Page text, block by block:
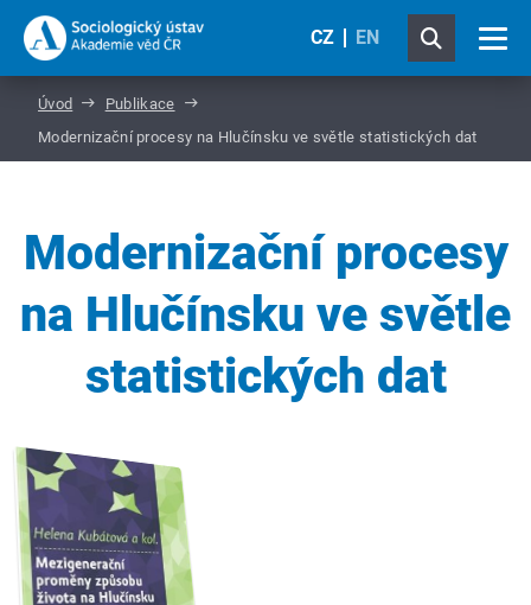
CZ EN
Úvod
Publikace
Modernizační procesy na Hlučínsku ve světle statistických dat
Modernizační procesy
na Hlučínsku ve světle
statistických dat